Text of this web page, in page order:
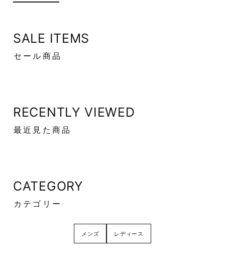
SALE ITEMS
セール商品
RECENTLY VIEWED
最近見た商品
CATEGORY
カテゴリー
メンズ レディース